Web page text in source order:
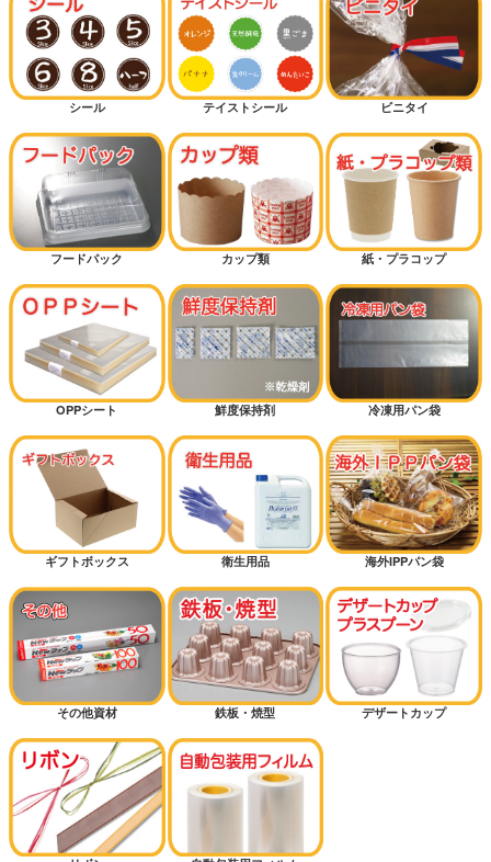
シール テイストシール ビニタイ
フードパック カップ類 紙・プラコップ
OPPシート 鮮度保持剤 冷凍用パン袋
ギフトボックス 衛生用品 海外IPPパン袋
その他資材 鉄板・焼型 デザートカップ